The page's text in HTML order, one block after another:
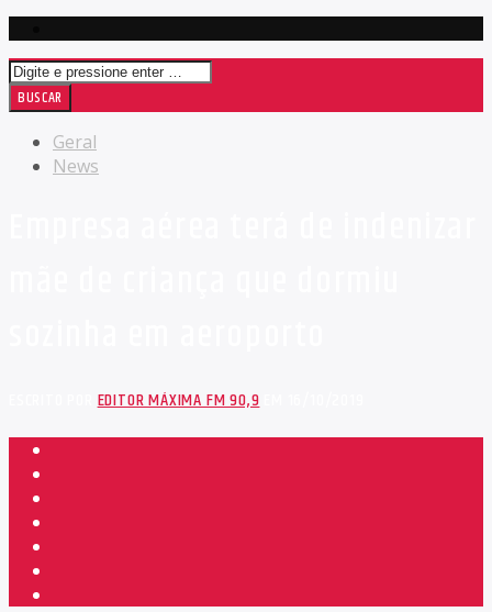
Geral
News
ESCRITO POREDITOR MÁXIMA FM 90,9EM 16/10/2019